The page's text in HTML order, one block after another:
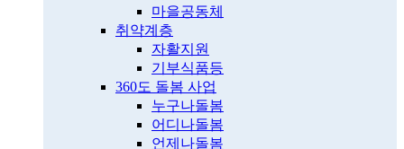
마을공동체
취약계층
자활지원
기부식품등
360도 돌봄 사업
누구나돌봄
어디나돌봄
언제나돌봄